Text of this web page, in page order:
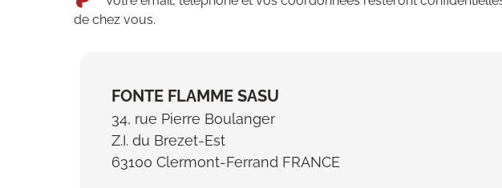
de chez vous.
FONTE FLAMME SASU
34, rue Pierre Boulanger
Z.I. du Brezet-Est
63100 Clermont-Ferrand FRANCE